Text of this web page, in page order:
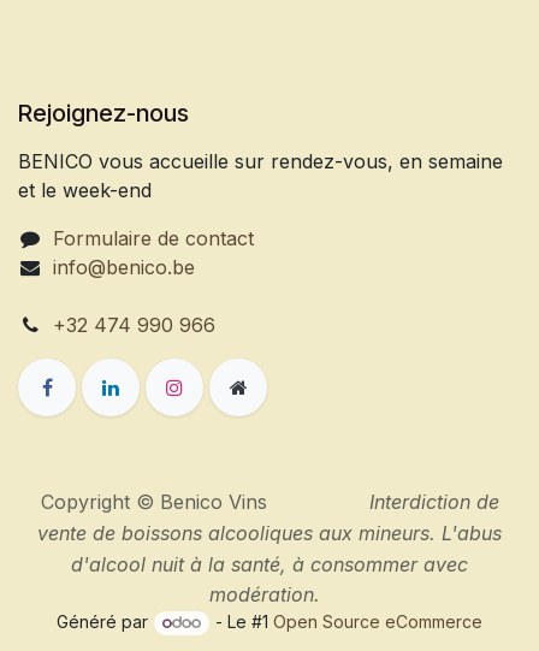
Rejoignez-nous
BENICO vous accueille sur rendez-vous, en semaine
et le week-end
Formulaire de contact
info@benico.be
+32 474 990 966
Copyright © Benico Vins Interdiction de
vente de boissons alcooliques aux mineurs. L'abus
d'alcool nuit à la santé, à consommer avec
modération.
Généré par - Le #1Open Source eCommerce